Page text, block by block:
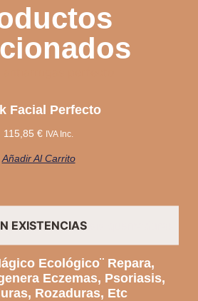
Facial Perfecto
115,85 € IVA Inc.
Añadir Al Carrito
EXISTENCIAS
Ecológico¨ Repara,
Eczemas, Psoriasis,
Rozaduras, Etc